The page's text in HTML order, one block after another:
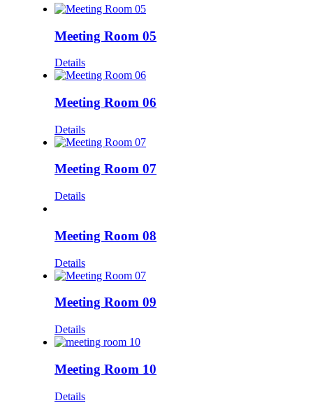
Meeting Room 05
Details
Meeting Room 06
Details
Meeting Room 07
Details
Meeting Room 08
Details
Meeting Room 09
Details
Meeting Room 10
Details